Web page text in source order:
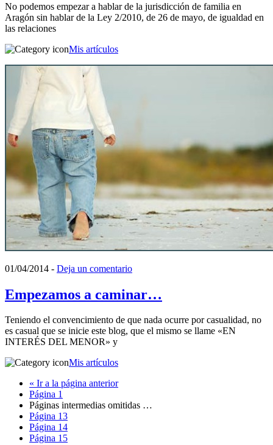
No podemos empezar a hablar de la jurisdicción de familia en
Aragón sin hablar de la Ley 2/2010, de 26 de mayo, de igualdad en
las relaciones
Mis artículos
01/04/2014 - Deja un comentario
Empezamos a caminar…
Teniendo el convencimiento de que nada ocurre por casualidad, no
es casual que se inicie este blog, que el mismo se llame «EN
INTERÉS DEL MENOR» y
Mis artículos
« Ir a la página anterior
Página 1
Páginas intermedias omitidas …
Página 13
Página 14
Página 15